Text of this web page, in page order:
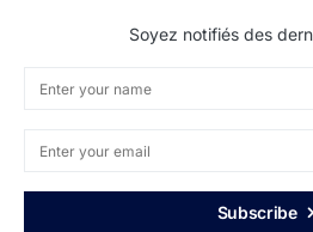
Soyez notifiés des
Subscribe